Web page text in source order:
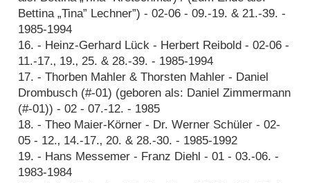
Bettina „Tina” Lechner”) - 02-06 - 09.-19. & 21.-39. -
1985-1994
16. - Heinz-Gerhard Lück - Herbert Reibold - 02-06 -
11.-17.‚ 19.‚ 25. & 28.-39. - 1985-1994
17. - Thorben Mahler & Thorsten Mahler - Daniel
Drombusch (#-01) (geboren als: Daniel Zimmermann
(#-01)) - 02 - 07.-12. - 1985
18. - Theo Maier-Körner - Dr. Werner Schüler - 02-
05 - 12.‚ 14.-17.‚ 20. & 28.-30. - 1985-1992
19. - Hans Messemer - Franz Diehl - 01 - 03.-06. -
1983-1984